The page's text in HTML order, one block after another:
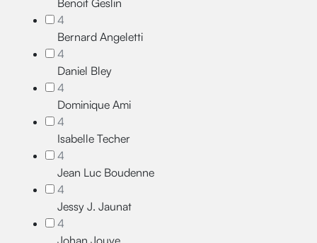
Benoit Geslin
4
Bernard Angeletti
4
Daniel Bley
4
Dominique Ami
4
Isabelle Techer
4
Jean Luc Boudenne
4
Jessy J. Jaunat
4